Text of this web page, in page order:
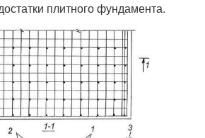
плитного фундамента.